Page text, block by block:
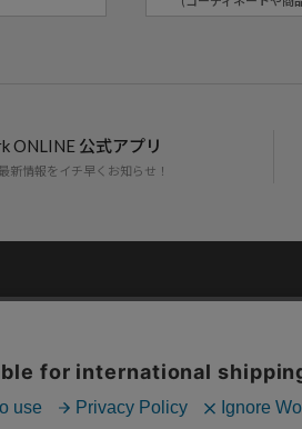
ONLINE 公式アプリ
新情報をイチ早くお知らせ！
Copyright © DAYTONA